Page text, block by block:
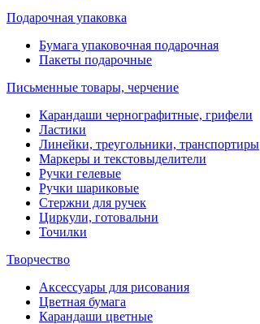
Подарочная упаковка
Бумага упаковочная подарочная
Пакеты подарочные
Письменные товары, черчение
Карандаши чернографитные, грифели
Ластики
Линейки, треугольники, транспортиры
Маркеры и текстовыделители
Ручки гелевые
Ручки шариковые
Стержни для ручек
Циркули, готовальни
Точилки
Творчество
Аксессуары для рисования
Цветная бумага
Карандаши цветные